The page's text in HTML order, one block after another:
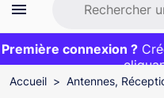
Première commande ?
et livraison 24/48h
connexion ?
EXCLU WEB :
Accueil Antennes,